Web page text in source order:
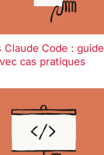
Claude Code : guide
cas pratiques